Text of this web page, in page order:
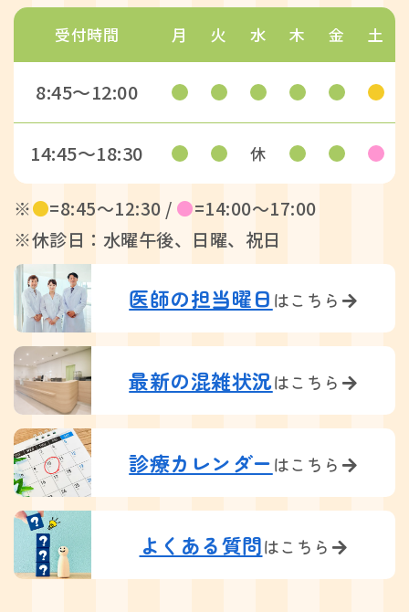
受付時間 月 火 水 木 金 土
8:45〜12:00
14:45〜18:30 休
※●=8:45〜12:30 / ●=14:00〜17:00
※休診日：水曜午後、日曜、祝日
医師の担当曜日 はこちら
最新の混雑状況はこちら
診療カレンダーはこちら
よくある質問はこちら